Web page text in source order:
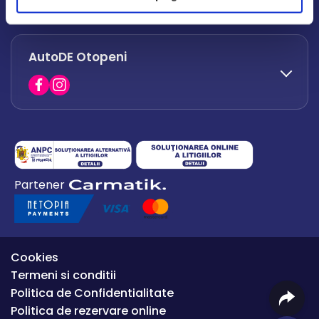
office.afumati@autode.ro
0730 063 852
0730 063 851
AutoDE Otopeni
0754 649 360
office.premium@autode.ro
Partener
Cookies
Termeni si conditii
Politica de Confidentialitate
Politica de rezervare online